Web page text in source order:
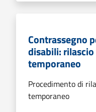
Contrassegno
disabili:
temporaneo
Procedimento di
temporaneo